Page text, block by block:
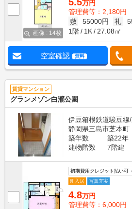
画像 : 14枚
万円
管理費等：2,180円
敷
55000円 礼
1階
1K 27.08㎡
空室確認 無料
賃貸マンション
グランメゾン白瀧公園
伊豆箱根鉄道駿豆
静岡県三島市芝本町
築年数
築22年
建物階数
7階建
初期費用クレジット払い可
即入居
写真充実
4.8万円
管理費等：6,000円